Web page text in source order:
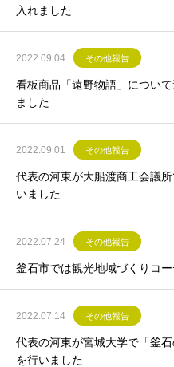
入れました
2022.09.04 その他報告
看板商品「遠野物語」につい
ました
2022.09.01 その他報告
代表の河東が大船渡商工会議
いました
2022.07.24 その他報告
釜石市では観光地域づくりコ
2022.07.14 その他報告
代表の河東が宮城大学で「釜
を行いました